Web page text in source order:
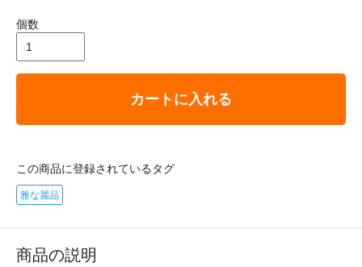
個数
カートに入れる
この商品に登録されているタグ
雅な麗品
商品の説明